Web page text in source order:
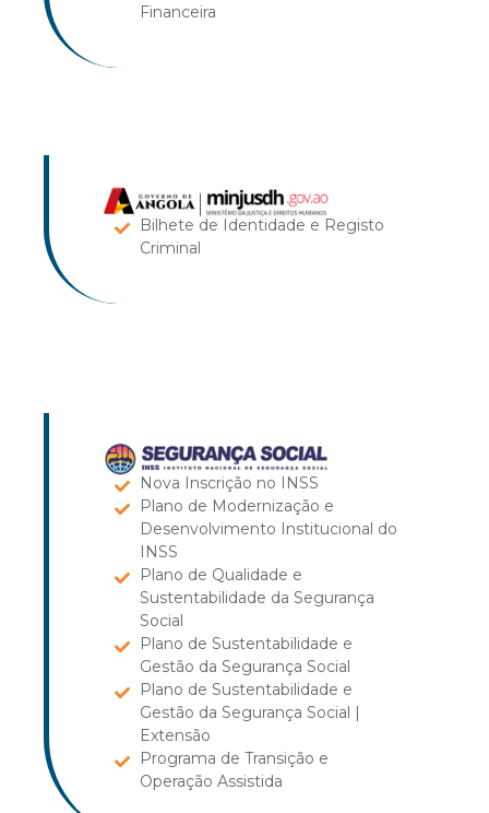
Financeira​
Bilhete de Identidade e Registo
Criminal
Nova Inscrição no INSS
Plano de Modernização e
Desenvolvimento Institucional do
INSS
Plano de Qualidade e
Sustentabilidade da Segurança
Social
Plano de Sustentabilidade e
Gestão da Segurança Social
Plano de Sustentabilidade e
Gestão da Segurança Social |
Extensão
Programa de Transição e
Operação Assistida